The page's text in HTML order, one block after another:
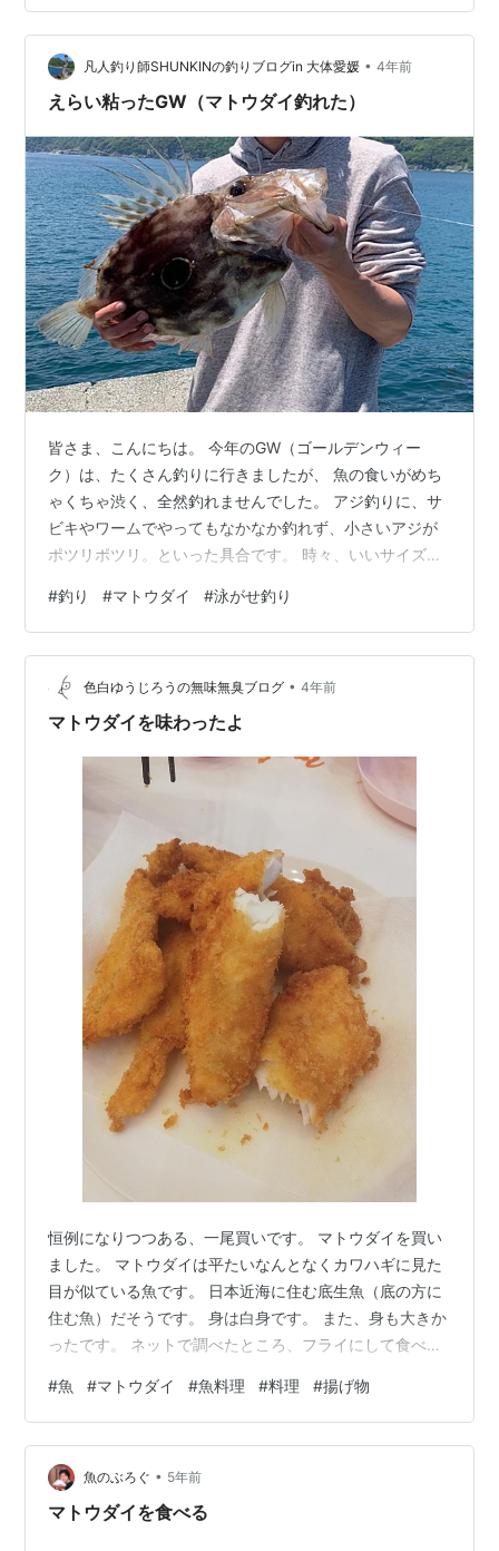
しているうちにコアラが消えてしまいました。 まだ大丈
夫なのはバラの名前。（我が家に植えたバラのみ）カラ
ー番号。これは色番号を憶えているのではなく…
凡人釣り師SHUNKINの釣りブログin 大体愛媛 • 4年前
えらい粘ったGW（マトウダイ釣れた）
皆さま、こんにちは。 今年のGW（ゴールデンウィー
ク）は、たくさん釣りに行きましたが、 魚の食いがめち
ゃくちゃ渋く、全然釣れませんでした。 アジ釣りに、サ
ビキやワームでやってもなかなか釣れず、小さいアジが
ポツリポツリ。といった具合です。 時々、いいサイズア
ました。数は釣れず、2匹のみ。 2.5インチ以下の小さい
ワームがいいかもしれないですね。ちなみに、アジは
24cmぐらい。 この時は餌用のアジを狙っていたもの
で、 もう少し小さいサイズのアジを！と意気込んでやっ
ていましたが、全くダメでした。 そして、場所を変え、
#釣り #マトウダイ #泳がせ釣り
色白ゆうじろうの無味無臭ブログ • 4年前
マトウダイを味わったよ
恒例になりつつある、一尾買いです。 マトウダイを買い
ました。 マトウダイは平たいなんとなくカワハギに見た
目が似ている魚です。 日本近海に住む底生魚（底の方に
住む魚）だそうです。 身は白身です。 また、身も大きか
ったです。 ネットで調べたところ、フライにして食べる
そくフライにして頂きました。 ほくほくとして、身は柔
らかくおいしかったです。 タルタルソースは必須です
ね！ そして、アラはお汁に 滋味あふれるいいだしが出て
まして、美味しかったです。 また、肝が大きくてこれも
コクがあっておいしかったですね。 確か一匹５００円ほ
#魚 #マトウダイ #魚料理 #料理 #揚げ物
魚のぶろぐ • 5年前
マトウダイを食べる